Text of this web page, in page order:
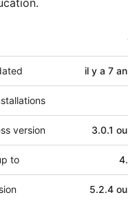
il y a 7
version 3.0.1
to
5.2.4